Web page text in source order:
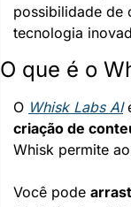
possibilidade de
tecnologia
O que é o
O Whisk Labs AI
criação de
Whisk permite
Você pode